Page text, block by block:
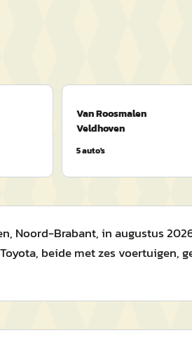
Van Roosmalen
Veldhoven
5auto's
Noord-Brabant, in augustus
beide met zes